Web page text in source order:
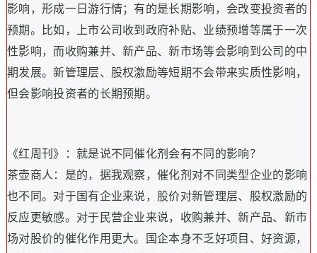
影响，形成一日游行情；有的是长期影响，会改变投资者的
预期。比如，上市公司收到政府补贴、业绩预增等属于一次
性影响，而收购兼并、新产品、新市场等会影响到公司的中
期发展。新管理层、股权激励等短期不会带来实质性影响，
但会影响投资者的长期预期。
《红周刊》：就是说不同催化剂会有不同的影响？
茶壶商人：是的，据我观察，催化剂对不同类型企业的影响
也不同。对于国有企业来说，股价对新管理层、股权激励的
反应更敏感。对于民营企业来说，收购兼并、新产品、新市
场对股价的催化作用更大。国企本身不乏好项目、好资源，